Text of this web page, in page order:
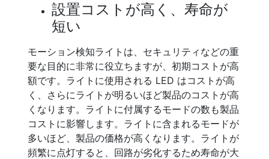
設置コストが高く、寿命が
短い
モーション検知ライトは、セキュリティなどの重
要な目的に非常に役立ちますが、初期コストが高
額です。ライトに使用される LED はコストが高
く、さらにライトが明るいほど製品のコストが高
くなります。ライトに付属するモードの数も製品
コストに影響します。ライトに含まれるモードが
多いほど、製品の価格が高くなります。ライトが
頻繁に点灯すると、回路が劣化するため寿命が大